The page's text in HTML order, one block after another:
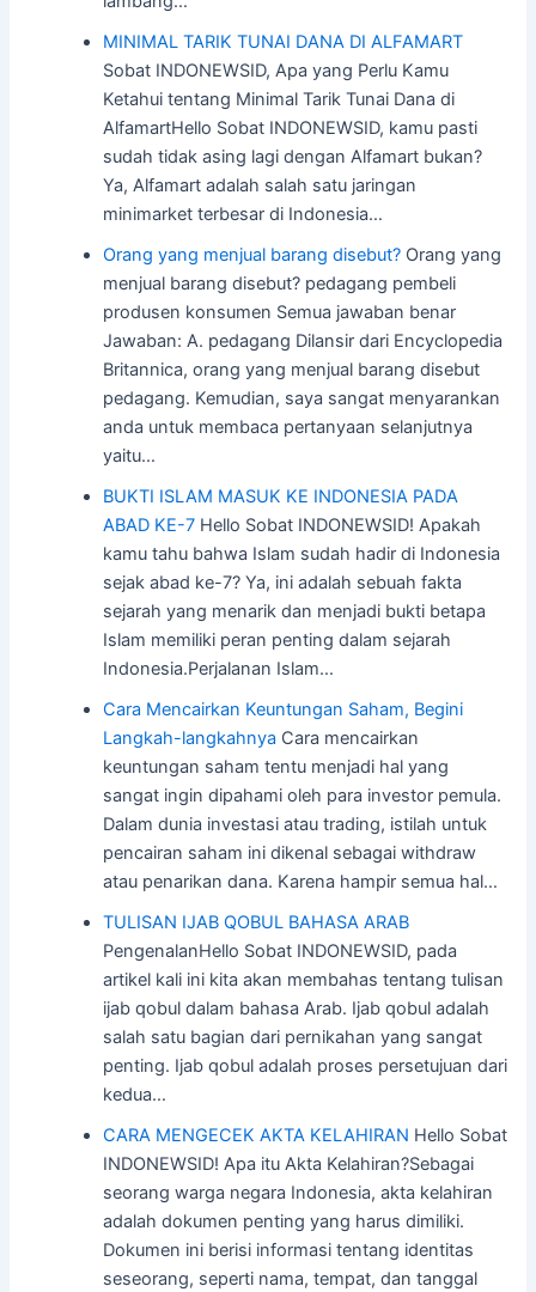
MINIMAL TARIK TUNAI DANA DI ALFAMART
Sobat INDONEWSID, Apa yang Perlu Kamu
Ketahui tentang Minimal Tarik Tunai Dana di
AlfamartHello Sobat INDONEWSID, kamu pasti
sudah tidak asing lagi dengan Alfamart bukan?
Ya, Alfamart adalah salah satu jaringan
minimarket terbesar di Indonesia…
Orang yang menjual barang disebut? Orang yang
menjual barang disebut? pedagang pembeli
produsen konsumen Semua jawaban benar
Jawaban: A. pedagang Dilansir dari Encyclopedia
Britannica, orang yang menjual barang disebut
pedagang. Kemudian, saya sangat menyarankan
anda untuk membaca pertanyaan selanjutnya
yaitu…
BUKTI ISLAM MASUK KE INDONESIA PADA
ABAD KE-7 Hello Sobat INDONEWSID! Apakah
kamu tahu bahwa Islam sudah hadir di Indonesia
sejak abad ke-7? Ya, ini adalah sebuah fakta
sejarah yang menarik dan menjadi bukti betapa
Islam memiliki peran penting dalam sejarah
Indonesia.Perjalanan Islam…
Cara Mencairkan Keuntungan Saham, Begini
Langkah-langkahnya Cara mencairkan
keuntungan saham tentu menjadi hal yang
sangat ingin dipahami oleh para investor pemula.
Dalam dunia investasi atau trading, istilah untuk
pencairan saham ini dikenal sebagai withdraw
atau penarikan dana. Karena hampir semua hal…
TULISAN IJAB QOBUL BAHASA ARAB
PengenalanHello Sobat INDONEWSID, pada
artikel kali ini kita akan membahas tentang tulisan
ijab qobul dalam bahasa Arab. Ijab qobul adalah
salah satu bagian dari pernikahan yang sangat
penting. Ijab qobul adalah proses persetujuan dari
kedua…
CARA MENGECEK AKTA KELAHIRAN Hello Sobat
INDONEWSID! Apa itu Akta Kelahiran?Sebagai
seorang warga negara Indonesia, akta kelahiran
adalah dokumen penting yang harus dimiliki.
Dokumen ini berisi informasi tentang identitas
seseorang, seperti nama, tempat, dan tanggal